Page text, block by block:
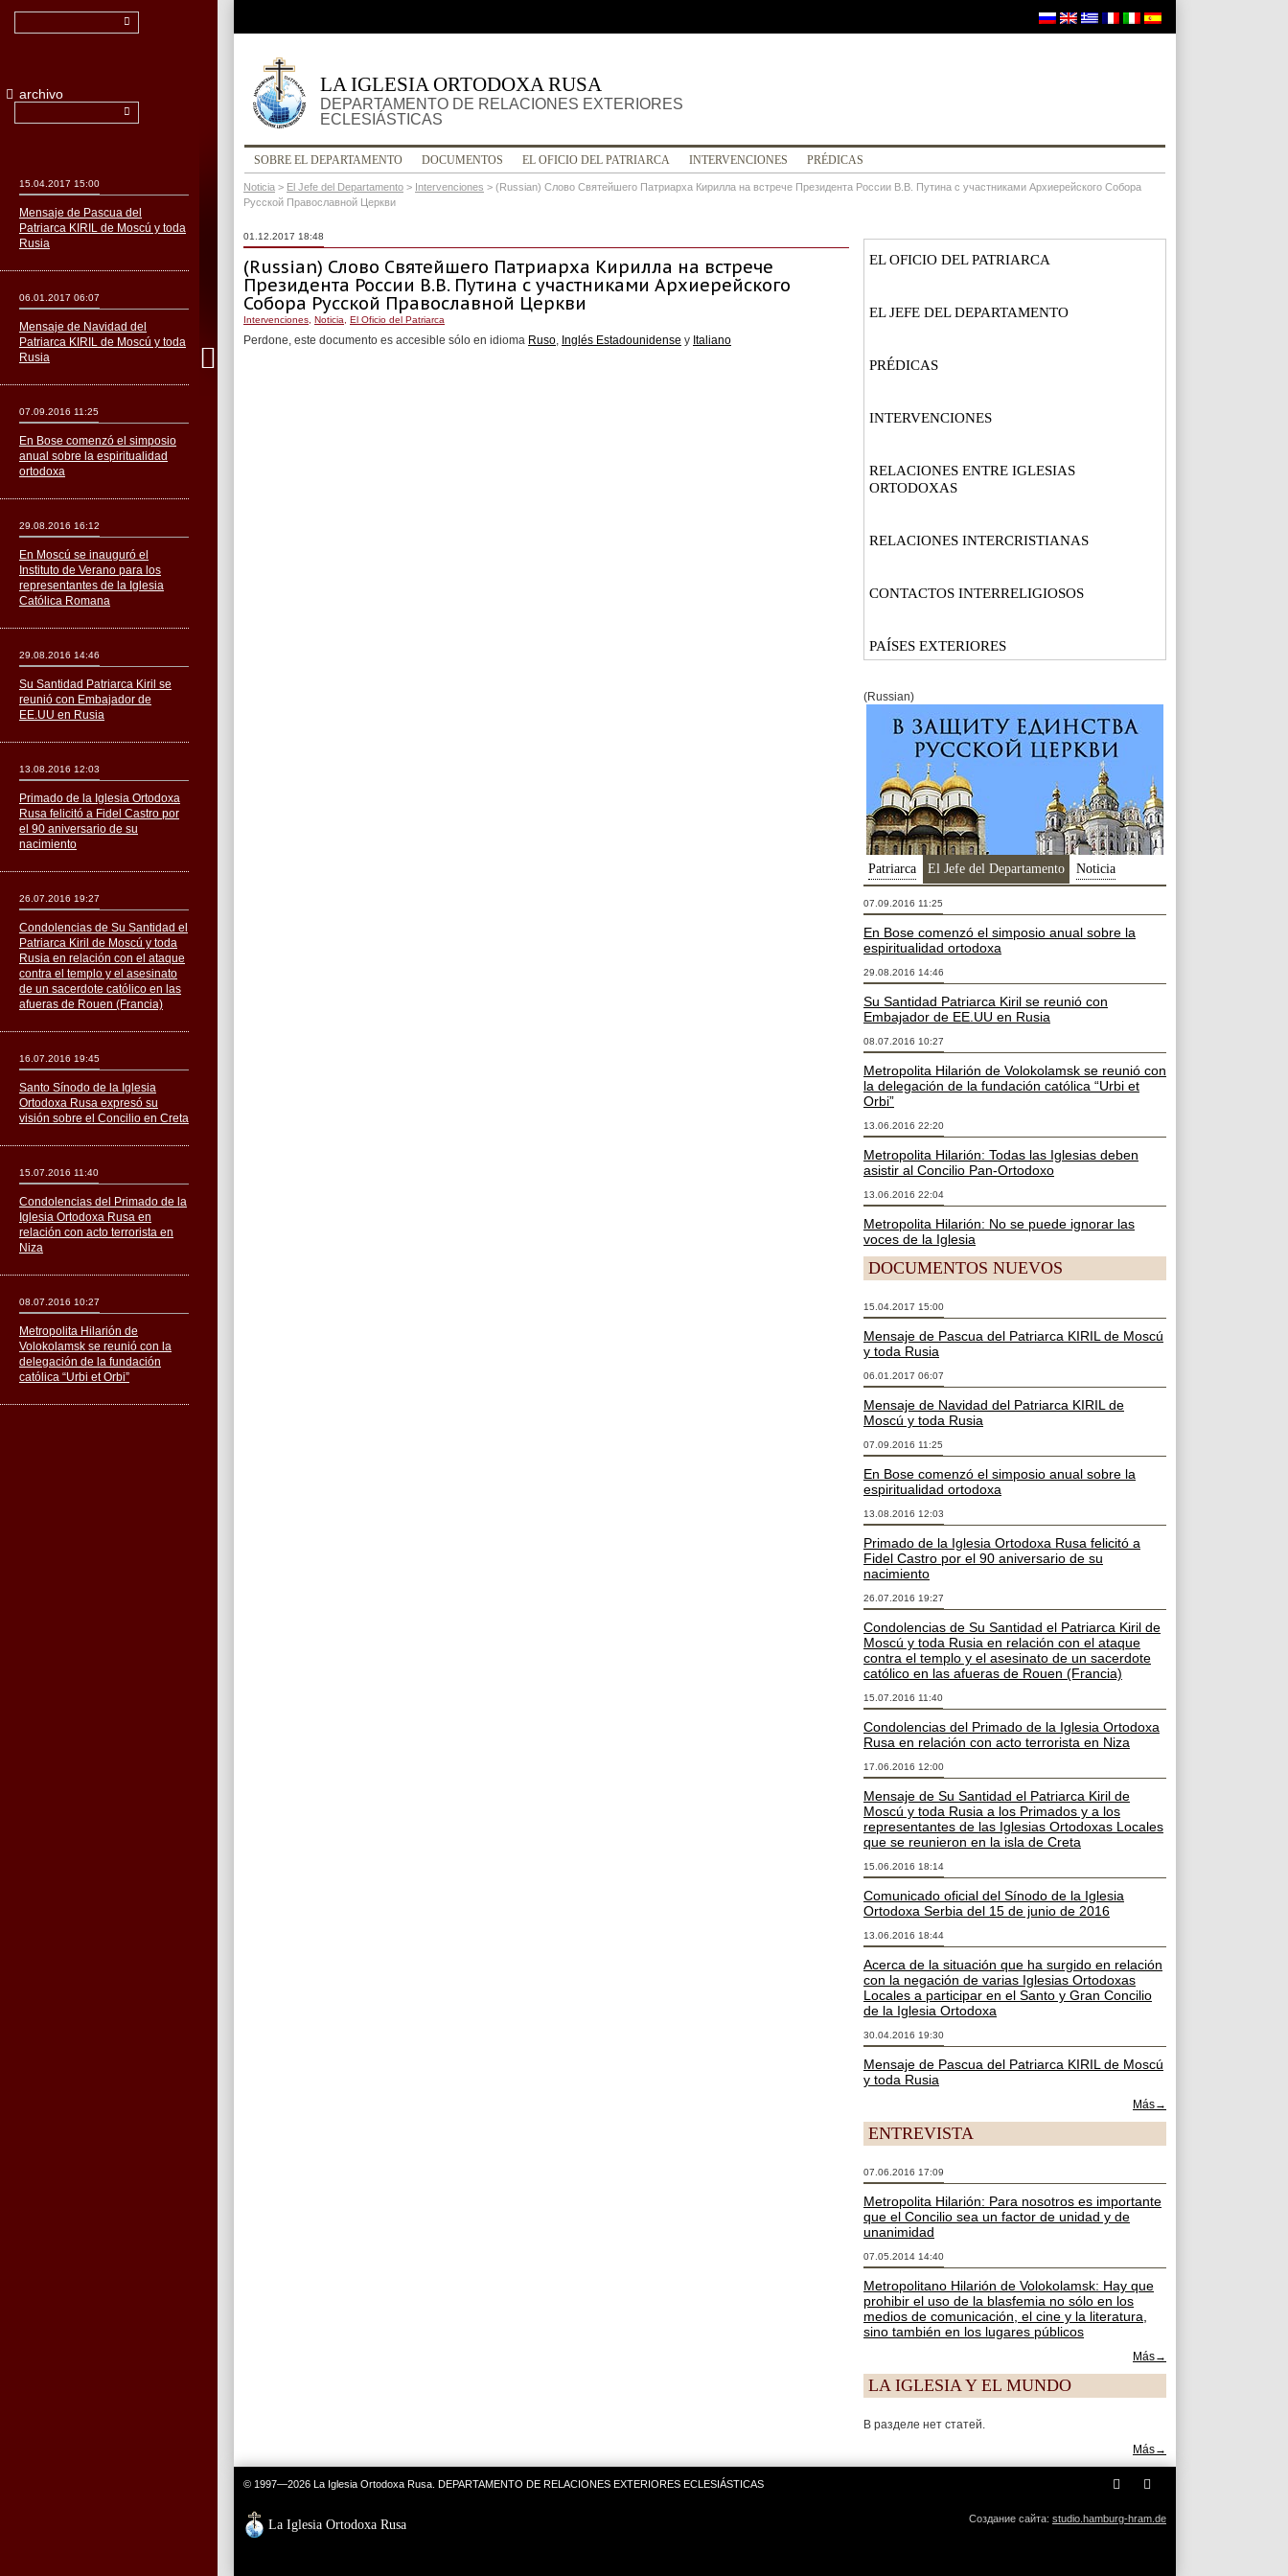
LA IGLESIA ORTODOXA RUSA
DEPARTAMENTO DE RELACIONES EXTERIORES
ECLESIÁSTICAS
SOBRE EL DEPARTAMENTO DOCUMENTOS EL OFICIO DEL PATRIARCA INTERVENCIONES PRÉDICAS
Noticia > El Jefe del Departamento > Intervenciones > (Russian) Слово Святейшего Патриарха Кирилла на встрече Президента России В.В. Путина с участниками Архиерейского Собора
Русской Православной Церкви
01.12.2017 18:48
(Russian) Слово Святейшего Патриарха Кирилла на встрече
Президента России В.В. Путина с участниками Архиерейского
Собора Русской Православной Церкви
Intervenciones Noticia El Oficio del Patriarca
Perdone, este documento es accesible sólo en idioma Ruso, Inglés Estadounidense y Italiano
EL OFICIO DEL PATRIARCA
EL JEFE DEL DEPARTAMENTO
PRÉDICAS
INTERVENCIONES
RELACIONES ENTRE IGLESIAS
ORTODOXAS
RELACIONES INTERCRISTIANAS
CONTACTOS INTERRELIGIOSOS
PAÍSES EXTERIORES
(Russian)
Patriarca El Jefe del Departamento Noticia
07.09.2016 11:25
En Bose comenzó el simposio anual sobre la
espiritualidad ortodoxa
29.08.2016 14:46
Su Santidad Patriarca Kiril se reunió con
Embajador de EE.UU en Rusia
08.07.2016 10:27
Metropolita Hilarión de Volokolamsk se reunió con
la delegación de la fundación católica “Urbi et
Orbi”
13.06.2016 22:20
Metropolita Hilarión: Todas las Iglesias deben
asistir al Concilio Pan-Ortodoxo
13.06.2016 22:04
Metropolita Hilarión: No se puede ignorar las
voces de la Iglesia
DOCUMENTOS NUEVOS
15.04.2017 15:00
Mensaje de Pascua del Patriarca KIRIL de Moscú
y toda Rusia
06.01.2017 06:07
Mensaje de Navidad del Patriarca KIRIL de
Moscú y toda Rusia
07.09.2016 11:25
En Bose comenzó el simposio anual sobre la
espiritualidad ortodoxa
13.08.2016 12:03
Primado de la Iglesia Ortodoxa Rusa felicitó a
Fidel Castro por el 90 aniversario de su
nacimiento
26.07.2016 19:27
Condolencias de Su Santidad el Patriarca Kiril de
Moscú y toda Rusia en relación con el ataque
contra el templo y el asesinato de un sacerdote
católico en las afueras de Rouen (Francia)
15.07.2016 11:40
Condolencias del Primado de la Iglesia Ortodoxa
Rusa en relación con acto terrorista en Niza
17.06.2016 12:00
Mensaje de Su Santidad el Patriarca Kiril de
Moscú y toda Rusia a los Primados y a los
representantes de las Iglesias Ortodoxas Locales
que se reunieron en la isla de Creta
15.06.2016 18:14
Comunicado oficial del Sínodo de la Iglesia
Ortodoxa Serbia del 15 de junio de 2016
13.06.2016 18:44
Acerca de la situación que ha surgido en relación
con la negación de varias Iglesias Ortodoxas
Locales a participar en el Santo y Gran Concilio
de la Iglesia Ortodoxa
30.04.2016 19:30
Mensaje de Pascua del Patriarca KIRIL de Moscú
y toda Rusia
Más→
ENTREVISTA
07.06.2016 17:09
Metropolita Hilarión: Para nosotros es importante
que el Concilio sea un factor de unidad y de
unanimidad
07.05.2014 14:40
Metropolitano Hilarión de Volokolamsk: Hay que
prohibir el uso de la blasfemia no sólo en los
medios de comunicación, el cine y la literatura,
sino también en los lugares públicos
Más→
LA IGLESIA Y EL MUNDO
В разделе нет статей.
Más→
archivo
15.04.2017 15:00
Mensaje de Pascua del
Patriarca KIRIL de Moscú y toda
Rusia
06.01.2017 06:07
Mensaje de Navidad del
Patriarca KIRIL de Moscú y toda
Rusia
07.09.2016 11:25
En Bose comenzó el simposio
anual sobre la espiritualidad
ortodoxa
29.08.2016 16:12
En Moscú se inauguró el
Instituto de Verano para los
representantes de la Iglesia
Católica Romana
29.08.2016 14:46
Su Santidad Patriarca Kiril se
reunió con Embajador de
EE.UU en Rusia
13.08.2016 12:03
Primado de la Iglesia Ortodoxa
Rusa felicitó a Fidel Castro por
el 90 aniversario de su
nacimiento
26.07.2016 19:27
Condolencias de Su Santidad el
Patriarca Kiril de Moscú y toda
Rusia en relación con el ataque
contra el templo y el asesinato
de un sacerdote católico en las
afueras de Rouen (Francia)
16.07.2016 19:45
Santo Sínodo de la Iglesia
Ortodoxa Rusa expresó su
visión sobre el Concilio en Creta
15.07.2016 11:40
Condolencias del Primado de la
Iglesia Ortodoxa Rusa en
relación con acto terrorista en
Niza
08.07.2016 10:27
Metropolita Hilarión de
Volokolamsk se reunió con la
delegación de la fundación
católica “Urbi et Orbi”
© 1997—2026 La Iglesia Ortodoxa Rusa. DEPARTAMENTO DE RELACIONES EXTERIORES ECLESIÁSTICAS
La Iglesia Ortodoxa Rusa Создание сайта: studio.hamburg-hram.de